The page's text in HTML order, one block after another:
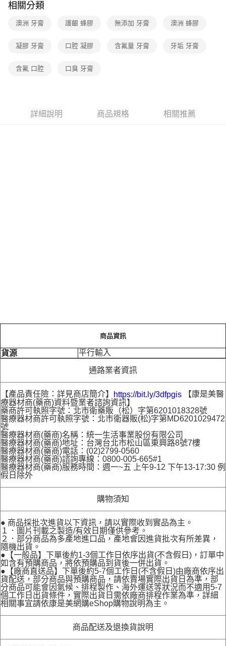
相關分類
澳洲 牙膏 護齦 蜂膠 無添加 牙膏 澳洲 蜂膠
凝膠 牙膏 口腔 凝膠 含氟量 牙膏 牙垢 牙膏
含氟 口腔 口臭 牙膏
詳細說明 商品規格 相關推薦
商品資訊
貨源 平行輸入
通路業者資訊
【產品責任險：詳見商店簡介】 https://bit.ly/3dfpgis 【康是美醫
療器材商(藥商)資料暨業者諮詢資訊】
藥商許可執照字號：北市衛藥販（松）字第6201018328號
醫療器材商許可執照字號：北市衛器販(松)字第MD6201029472
號
醫療器材商(藥商)名稱：統一生活事業股份有限公司
醫療器材商(藥商)地址：台灣台北市松山區東興路8號7樓
醫療器材商(藥商)電話：(02)2799-0560
醫療器材商(藥商)諮詢專線：0800-005-665#1
醫療器材商(藥商)服務時間：週一~五 上午9-12 下午13-17:30 例
假日除外
購物須知
● 商品採批次進貨以下資訊，請以實際收到實品為主。
１．圖片刊載之製造/有效日期僅供參考。
２．部分商品為多產地進口品，產地會因進貨批次有所差異，
隨機出貨。
●【一般品】下單後約1-3個工作日依序出貨(不含假日)，訂單中
如含有預購商品，將依預購品到貨後一併出貨。
●【廠商直送品】下單後約5-7個工作日(不含假日)由廠商依序出
貨配送，部分商品與預購商品，請依賣場實際出貨日為準，部
分商品可能會因氣候、排程製作、海外運送等狀況而不適用5-7
個工作日出貨條件，實際出貨日需依廠商排程作業為準，詳細
相關事宜請依康是美網購eShop購物說明為主。
商品配送及退換貨說明